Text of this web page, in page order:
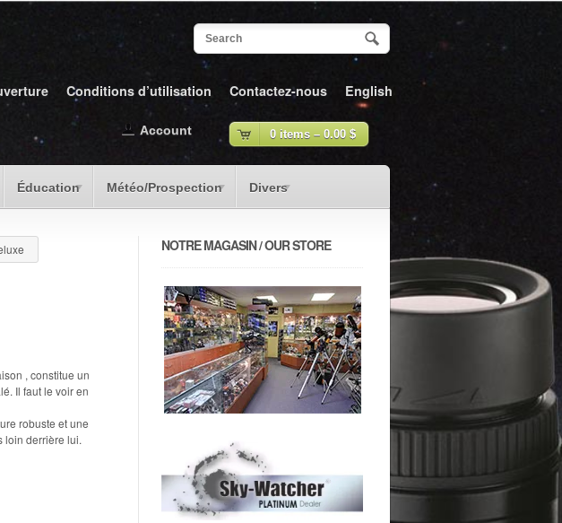
Conditions d’utilisation Contactez-nous English
Éducation Météo/Prospection Divers
0 items – 0.00 $
Account
, constitue un
Il faut le voir en
robuste et une
loin derrière lui.
NOTRE MAGASIN / OUR STORE